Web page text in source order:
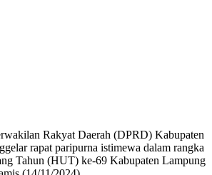
Rakyat Daerah (DPRD) Kabupaten
rapat paripurna istimewa dalam rangka
Tahun (HUT) ke-69 Kabupaten Lampung